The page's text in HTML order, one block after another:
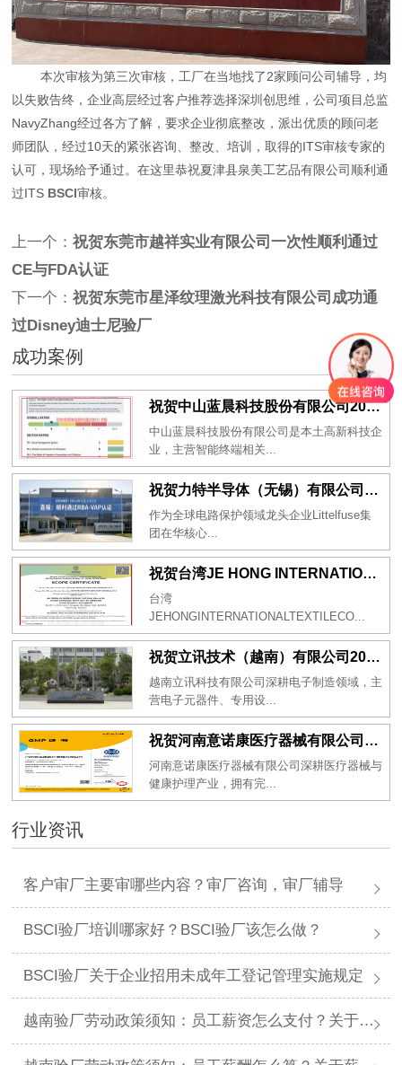
本次审核为第三次审核，工厂在当地找了2家顾问公司辅导，均
以失败告终，企业高层经过客户推荐选择深圳创思维，公司项目总监
NavyZhang经过各方了解，要求企业彻底整改，派出优质的顾问老
师团队，经过10天的紧张咨询、整改、培训，取得的ITS审核专家的
认可，现场给予通过。在这里恭祝夏津县泉美工艺品有限公司顺利通
过ITS BSCI审核。
上一个：祝贺东莞市越祥实业有限公司一次性顺利通过
CE与FDA认证
下一个：祝贺东莞市星泽纹理激光科技有限公司成功通
过Disney迪士尼验厂
成功案例
祝贺中山蓝晨科技股份有限公司2026年一次性成功通过BSCI验厂-B级
中山蓝晨科技股份有限公司是本土高新科技企
业，主营智能终端相关...
祝贺力特半导体（无锡）有限公司2026年一次性成功通过RBA-VAP认证审核并取得170.2分
作为全球电路保护领域龙头企业Littelfuse集
团在华核心...
祝贺台湾JE HONG INTERNATIONAL TEXTILE CO., LTD 2026年一次性成功通过GRS认证
台湾
JEHONGINTERNATIONALTEXTILECO...
祝贺立讯技术（越南）有限公司2026年一次性成功通过RBA-VAP审核获得金牌评级！
越南立讯科技有限公司深耕电子制造领域，主
营电子元器件、专用设...
祝贺河南意诺康医疗器械有限公司2026年一次性成功通过GMP认证
河南意诺康医疗器械有限公司深耕医疗器械与
健康护理产业，拥有完...
行业资讯
客户审厂主要审哪些内容？审厂咨询，审厂辅导
BSCI验厂培训哪家好？BSCI验厂该怎么做？
BSCI验厂关于企业招用未成年工登记管理实施规定
越南验厂劳动政策须知：员工薪资怎么支付？关于薪资支付有哪些规定呢？